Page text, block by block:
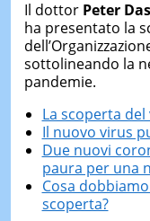
Il dottor Peter
ha presentato la
sottolineando la
pandemie.
La scoperta
Il nuovo virus
Due nuovi
paura per una
Cosa
scoperta?